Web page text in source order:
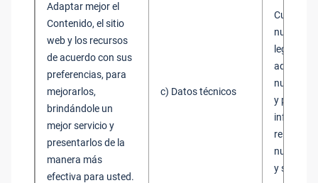
Adaptar mejor el
Contenido, el sitio
web y los recursos
de acuerdo con sus
preferencias, para
mejorarlos,
brindándole un
mejor servicio y
presentarlos de la
manera más
efectiva para usted.
c) Datos técnicos
nuestros
legítimos
nuestros
y
relevante
nuestros
y